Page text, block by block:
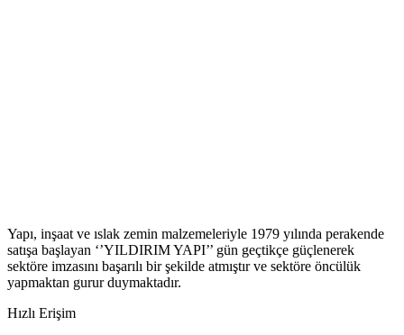
Yapı, inşaat ve ıslak zemin malzemeleriyle 1979 yılında perakende
satışa başlayan ‘’YILDIRIM YAPI’’ gün geçtikçe güçlenerek
sektöre imzasını başarılı bir şekilde atmıştır ve sektöre öncülük
yapmaktan gurur duymaktadır.
Hızlı Erişim